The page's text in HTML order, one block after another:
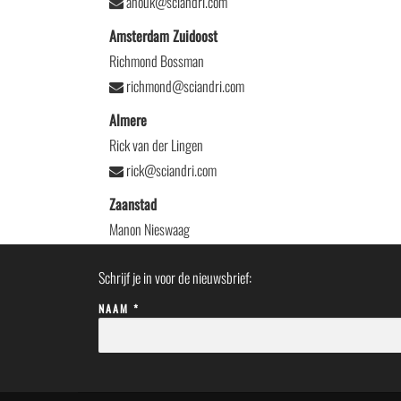
Amsterdam Zuidoost
Richmond Bossman
richmond@sciandri.com
Almere
Rick van der Lingen
rick@sciandri.com
Zaanstad
Manon Nieswaag
Schrijf je in voor de nieuwsbrief:
NAAM *